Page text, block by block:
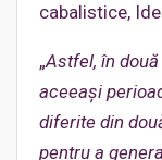
cabalistice,
„Astfel, în
aceeași
diferite din
pentru a